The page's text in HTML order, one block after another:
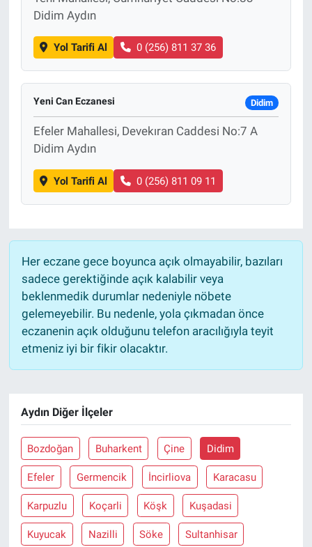
Didim Aydın
Yol Tarifi Al 0 (256) 811 37 36
Yeni Can Eczanesi Didim
Efeler Mahallesi, Devekıran Caddesi No:7 A
Didim Aydın
Yol Tarifi Al 0 (256) 811 09 11
Her eczane gece boyunca açık olmayabilir, bazıları
sadece gerektiğinde açık kalabilir veya
beklenmedik durumlar nedeniyle nöbete
gelemeyebilir. Bu nedenle, yola çıkmadan önce
eczanenin açık olduğunu telefon aracılığıyla teyit
etmeniz iyi bir fikir olacaktır.
Aydın Diğer İlçeler
Bozdoğan Buharkent Çine Didim
Efeler Germencik İncirliova Karacasu
Karpuzlu Koçarli Köşk Kuşadasi
Kuyucak Nazilli Söke Sultanhisar